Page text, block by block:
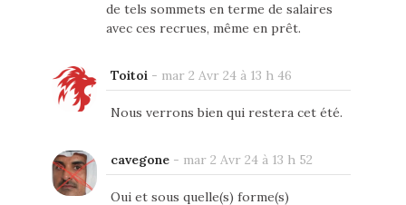
de tels sommets en terme de salaires
avec ces recrues, même en prêt.
Toitoi- mar 2 Avr 24 à 13 h 46
Nous verrons bien qui restera cet été.
cavegone- mar 2 Avr 24 à 13 h 52
Oui et sous quelle(s) forme(s)